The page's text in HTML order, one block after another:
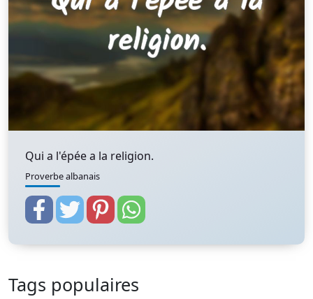
Qui a l'épée a la religion.
Proverbe albanais
Tags populaires